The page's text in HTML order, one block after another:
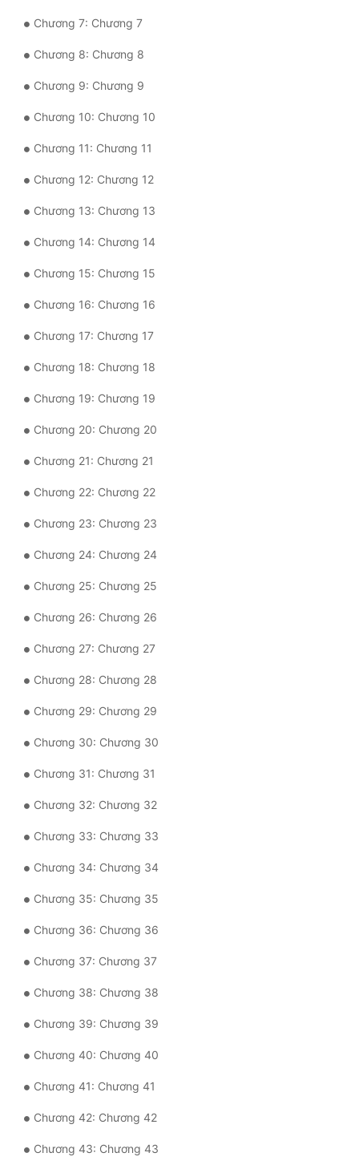
Phương Tây
Phản Phái
Quan Trường
Quân Sự
Sảng Văn
Sủng
Thanh Xuân
Tiên Hiệp
Tiểu Thuyết
Trinh Thám
Triều Đấu
Trùng Sinh
Trọng Sinh
Tu Chân
Tu Tiên
Tội Phạm
Vô Địch
Võ Hiệp
Võng Du
Xuyên Không
Xuyên Nhanh
Cẩu Đạo Trường Sinh
Chương 7: Chương 7
Chương 8: Chương 8
Chương 9: Chương 9
Chương 10: Chương 10
Chương 11: Chương 11
Chương 12: Chương 12
Chương 13: Chương 13
Chương 14: Chương 14
Chương 15: Chương 15
Chương 16: Chương 16
Chương 17: Chương 17
Chương 18: Chương 18
Chương 19: Chương 19
Chương 20: Chương 20
Chương 21: Chương 21
Chương 22: Chương 22
Chương 23: Chương 23
Chương 24: Chương 24
Chương 25: Chương 25
Chương 26: Chương 26
Chương 27: Chương 27
Chương 28: Chương 28
Chương 29: Chương 29
Chương 30: Chương 30
Chương 31: Chương 31
Chương 32: Chương 32
Chương 33: Chương 33
Chương 34: Chương 34
Chương 35: Chương 35
Chương 36: Chương 36
Chương 37: Chương 37
Chương 38: Chương 38
Chương 39: Chương 39
Chương 40: Chương 40
Chương 41: Chương 41
Chương 42: Chương 42
Chương 43: Chương 43